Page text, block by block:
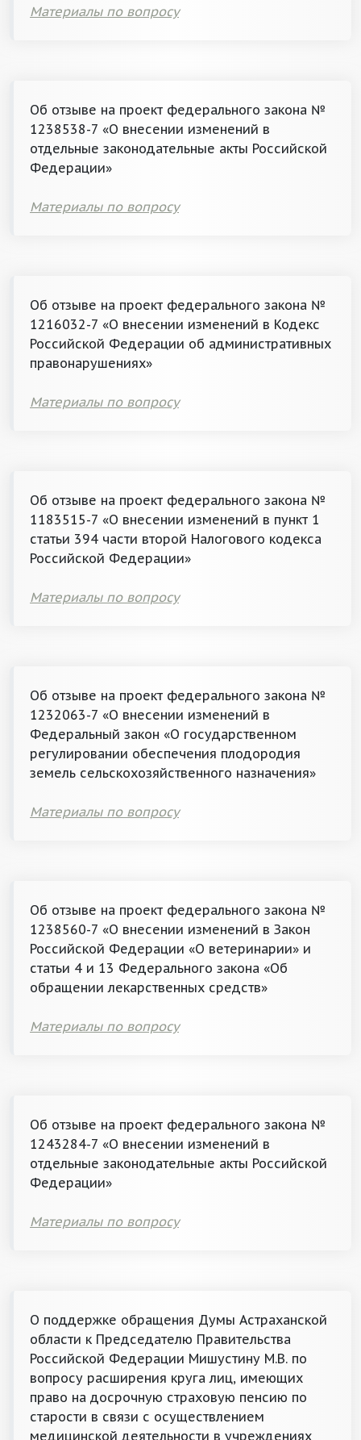
Материалы по вопросу
Об отзыве на проект федерального закона №
1238538-7 «О внесении изменений в
отдельные законодательные акты Российской
Федерации»
Материалы по вопросу
Об отзыве на проект федерального закона №
1216032-7 «О внесении изменений в Кодекс
Российской Федерации об административных
правонарушениях»
Материалы по вопросу
Об отзыве на проект федерального закона №
1183515-7 «О внесении изменений в пункт 1
статьи 394 части второй Налогового кодекса
Российской Федерации»
Материалы по вопросу
Об отзыве на проект федерального закона №
1232063-7 «О внесении изменений в
Федеральный закон «О государственном
регулировании обеспечения плодородия
земель сельскохозяйственного назначения»
Материалы по вопросу
Об отзыве на проект федерального закона №
1238560-7 «О внесении изменений в Закон
Российской Федерации «О ветеринарии» и
статьи 4 и 13 Федерального закона «Об
обращении лекарственных средств»
Материалы по вопросу
Об отзыве на проект федерального закона №
1243284-7 «О внесении изменений в
отдельные законодательные акты Российской
Федерации»
Материалы по вопросу
О поддержке обращения Думы Астраханской
области к Председателю Правительства
Российской Федерации Мишустину М.В. по
вопросу расширения круга лиц, имеющих
право на досрочную страховую пенсию по
старости в связи с осуществлением
медицинской деятельности в учреждениях